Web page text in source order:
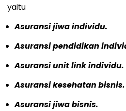
yaitu
Asuransi jiwa individu.
Asuransi pendidikan
Asuransi unit link individu.
Asuransi kesehatan bisnis.
Asuransi jiwa bisnis.